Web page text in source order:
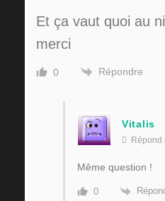
Et ça vaut quoi au
merci
0 Répondre
Vitalis
Répond
Même question !
0